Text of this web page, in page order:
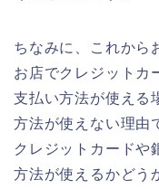
ちなみに、これから
お店でクレジットカ
支払い方法が使える
方法が使えない理由
クレジットカードや
方法が使えるかどう